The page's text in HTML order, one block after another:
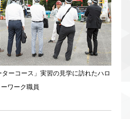
ターコース」実習の見学に訪れたハロ
ーワーク職員